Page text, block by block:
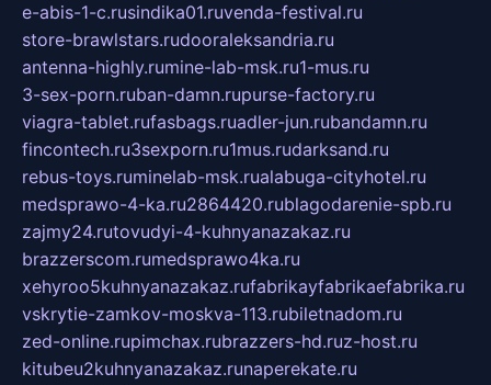
e-abis-1-c.rusindika01.ruvenda-festival.ru
store-brawlstars.rudooraleksandria.ru
antenna-highly.rumine-lab-msk.ru1-mus.ru
3-sex-porn.ruban-damn.rupurse-factory.ru
viagra-tablet.rufasbags.ruadler-jun.rubandamn.ru
fincontech.ru3sexporn.ru1mus.rudarksand.ru
rebus-toys.ruminelab-msk.rualabuga-cityhotel.ru
medsprawo-4-ka.ru2864420.rublagodarenie-spb.ru
zajmy24.rutovudyi-4-kuhnyanazakaz.ru
brazzerscom.rumedsprawo4ka.ru
xehyroo5kuhnyanazakaz.rufabrikayfabrikaefabrika.ru
vskrytie-zamkov-moskva-113.rubiletnadom.ru
zed-online.rupimchax.rubrazzers-hd.ruz-host.ru
kitubeu2kuhnyanazakaz.runaperekate.ru